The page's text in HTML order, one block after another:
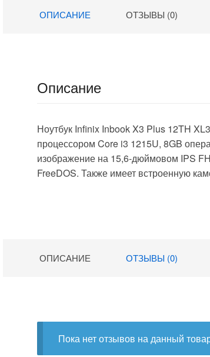
15.6″ IPS FHD
Graphics 15.6″
ОПИСАНИЕ ОТЗЫВЫ (0)
Описание
Ноутбук Infinix Inbook X3 Plus 12TH
процессором Core i3 1215U, 8GB
изображение на 15,6-дюймовом IPS
FreeDOS. Также имеет встроенную
ОПИСАНИЕ ОТЗЫВЫ (0)
Пока нет отзывов на данный